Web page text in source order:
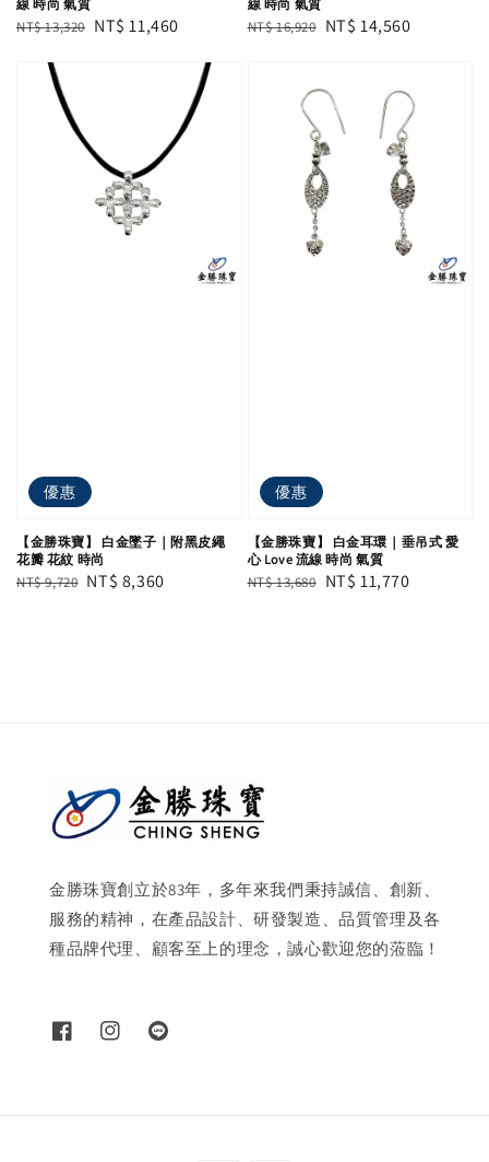
線 時尚 氣質
Regular
NT$ 13,320 Sale
NT$ 11,460
線 時尚 氣質
Regular
NT$ 16,920 Sale
NT$ 14,560
優惠
【金勝珠寶】 白金墜子｜附黑皮繩
花瓣 花紋 時尚
Regular
NT$ 9,720 Sale
NT$ 8,360
優惠
【金勝珠寶】 白金耳環｜垂吊式 愛
心 Love 流線 時尚 氣質
Regular
NT$ 13,680 Sale
NT$ 11,770
金勝珠寶創立於83年，多年來我們秉持誠信、創新、
服務的精神，在產品設計、研發製造、品質管理及各
種品牌代理、顧客至上的理念，誠心歡迎您的蒞臨！